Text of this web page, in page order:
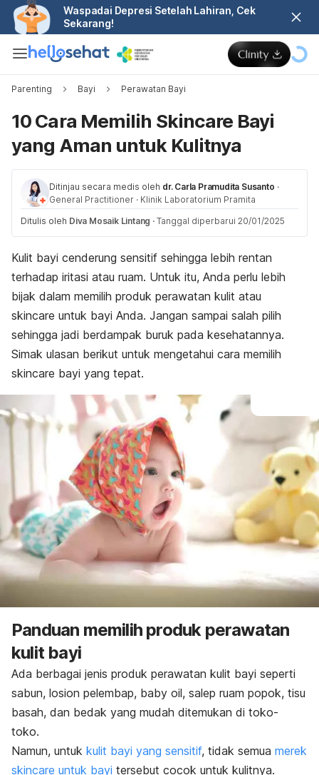
Waspadai Depresi Setelah Lahiran, Cek
Sekarang!
Parenting Bayi Perawatan Bayi
10 Cara Memilih Skincare Bayi
yang Aman untuk Kulitnya
Ditinjau secara medis oleh dr. Carla Pramudita Susanto ·
General Practitioner · Klinik Laboratorium Pramita
Ditulis oleh Diva Mosaik Lintang · Tanggal diperbarui 20/01/2025
Kulit bayi cenderung sensitif sehingga lebih rentan
terhadap iritasi atau ruam. Untuk itu, Anda perlu lebih
bijak dalam memilih produk perawatan kulit atau
skincare untuk bayi Anda. Jangan sampai salah pilih
sehingga jadi berdampak buruk pada kesehatannya.
Simak ulasan berikut untuk mengetahui cara memilih
skincare bayi yang tepat.
Panduan memilih produk perawatan
kulit bayi
Ada berbagai jenis produk perawatan kulit bayi seperti
sabun, losion pelembap, baby oil, salep ruam popok, tisu
basah, dan bedak yang mudah ditemukan di toko-
toko.
Namun, untuk kulit bayi yang sensitif, tidak semua merek
skincare untuk bayi tersebut cocok untuk kulitnya.